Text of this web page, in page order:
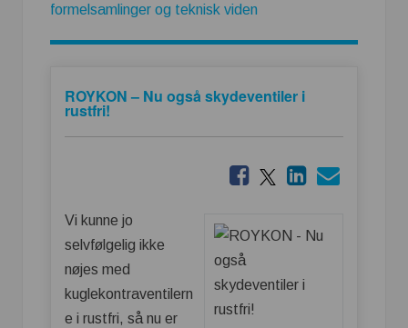
formelsamlinger og teknisk viden
ROYKON – Nu også skydeventiler i
rustfri!
Vi kunne jo
selvfølgelig ikke
nøjes med
kuglekontraventilern
e i rustfri, så nu er